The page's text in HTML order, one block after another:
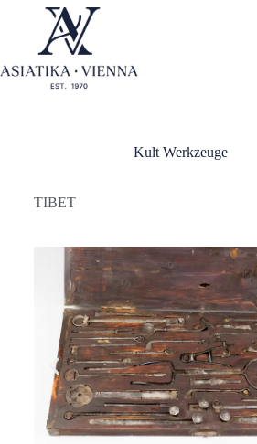
Kult Werkzeuge
TIBET